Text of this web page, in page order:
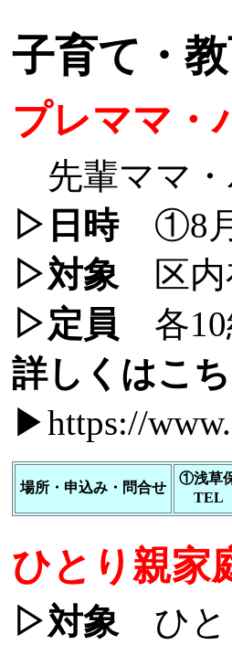
子育て・
プレママ・
先輩ママ・
▷日時①8月
▷対象
区
▷定員 各10
詳しくはこ
▶https://
場所・申込み・問合せ
①浅草
TEL
ひとり親家
▷対象ひと